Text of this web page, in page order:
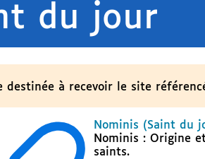
du jour
destinée à recevoir le site
Nominis (Saint du
Nominis : Origine
saints.